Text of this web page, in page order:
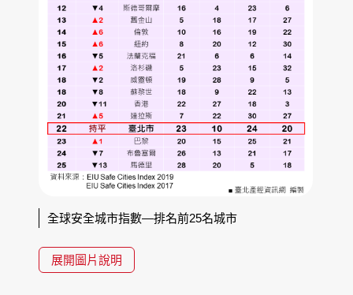
全球安全城市指數—排名前25名城市
展開圖片說明